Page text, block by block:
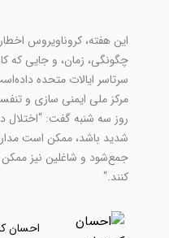
این هفته، کروناویروس
چگونگی، زمان، و جایی که
سرتاسر ایالات متحده
روز سه شنبه گفت: “اختلال
شدید باشد، ممکن است
جمع‌شود و شاغلین نیز ممکن
کنند.“
احسان